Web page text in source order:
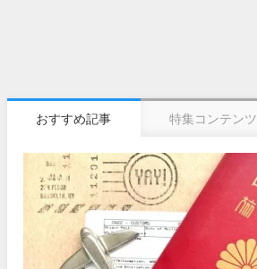
おすすめ記事 特集コンテンツ